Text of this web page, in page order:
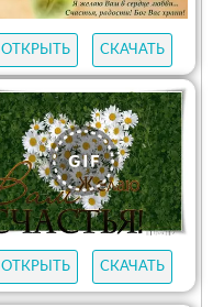
ОТКРЫТЬ СКАЧАТЬ
ОТКРЫТЬ СКАЧАТЬ